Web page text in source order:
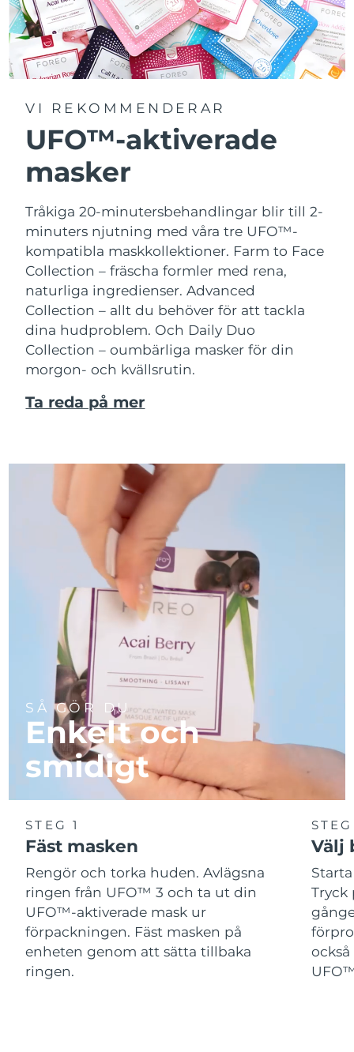
VI REKOMMENDERAR
UFO™-aktiverade
masker
Tråkiga 20-minutersbehandlingar blir till 2-
minuters njutning med våra tre UFO™-
kompatibla maskkollektioner. Farm to Face
Collection – fräscha formler med rena,
naturliga ingredienser. Advanced
Collection – allt du behöver för att tackla
dina hudproblem. Och Daily Duo
Collection – oumbärliga masker för din
morgon- och kvällsrutin.
Ta reda på mer
SÅ GÖR DU
Enkelt och
smidigt
STEG 1
Fäst masken
Rengör och torka huden. Avlägsna
ringen från UFO™ 3 och ta ut din
UFO™-aktiverade mask ur
förpackningen. Fäst masken på
enheten genom att sätta tillbaka
ringen.
Välj
Tryck